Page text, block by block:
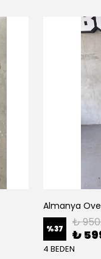
Almanya
%37 ₺
₺
4 BEDEN